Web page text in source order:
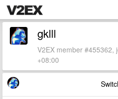
gklll
V2EX member #455362,
+08:00